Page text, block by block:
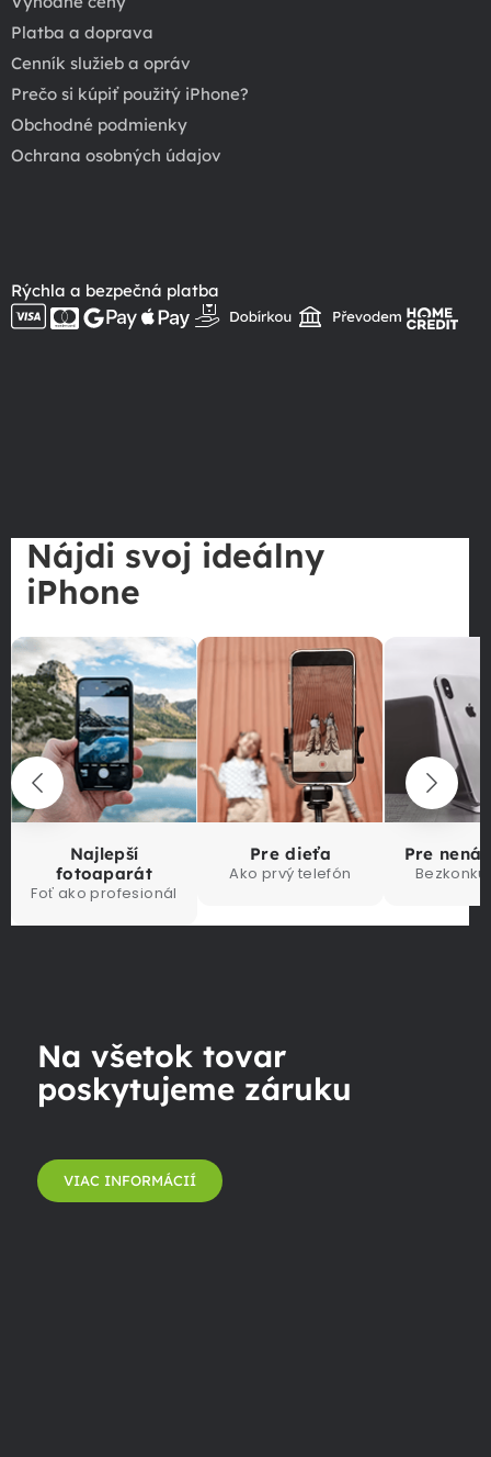
Platba a doprava
Cenník služieb a opráv
Prečo si kúpiť použitý iPhone?
Obchodné podmienky
Ochrana osobných údajov
Rýchla a bezpečná platba
Nájdi svoj ideálny
iPhone
Najlepší
fotoaparát
Foť ako profesionál
Pre dieťa
Ako prvý telefón
Pre
Na všetok tovar
poskytujeme záruku
VIAC INFORMÁCIÍ